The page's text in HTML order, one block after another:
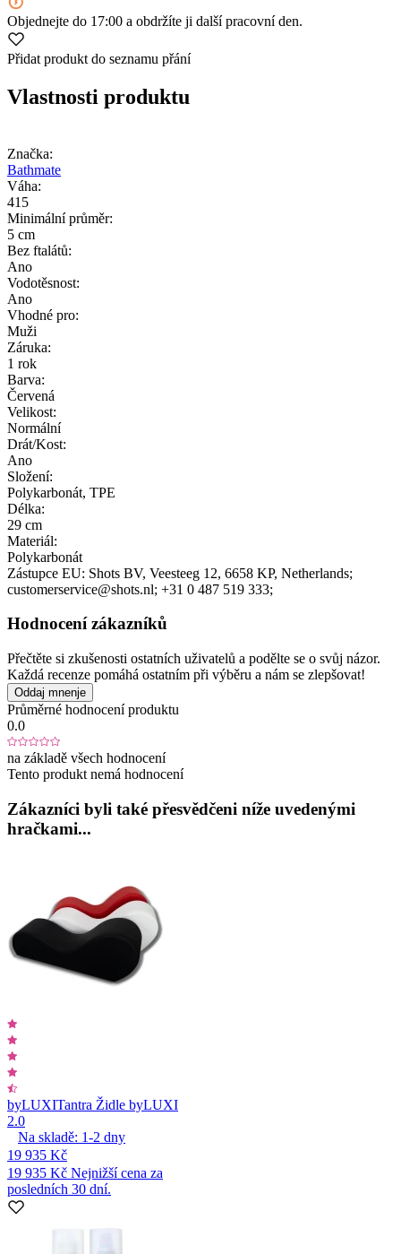
Objednejte do 17:00 a obdržíte ji další pracovní den.
Přidat produkt do seznamu přání
Vlastnosti produktu
Značka:
Bathmate
Váha:
415
Minimální průměr:
5 cm
Bez ftalátů:
Ano
Vodotěsnost:
Ano
Vhodné pro:
Muži
Záruka:
1 rok
Barva:
Červená
Velikost:
Normální
Drát/Kost:
Ano
Složení:
Polykarbonát, TPE
Délka:
29 cm
Materiál:
Polykarbonát
Zástupce EU: Shots BV, Veesteeg 12, 6658 KP, Netherlands;
customerservice@shots.nl; +31 0 487 519 333;
Hodnocení zákazníků
Přečtěte si zkušenosti ostatních uživatelů a podělte se o svůj názor.
Každá recenze pomáhá ostatním při výběru a nám se zlepšovat!
Oddaj mnenje
Průměrné hodnocení produktu
0.0
na základě všech hodnocení
Tento produkt nemá hodnocení
Zákazníci byli také přesvědčeni níže uvedenými
hračkami...
byLUXITantra Židle byLUXI
2.0
Na skladě: 1-2 dny
19 935 Kč
19 935 Kč Nejnižší cena za
posledních 30 dní.